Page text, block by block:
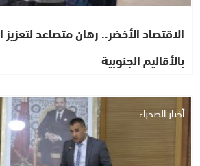
الاقتصاد الأخضر.. رهان متصاعد
بالأقاليم الجنوبية
أخبار الصحراء